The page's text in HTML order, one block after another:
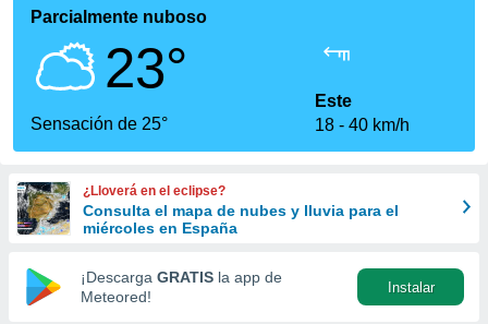
por
se
calidad.
a este
las
y
forma
digital
basada
Parcialmente nuboso
23°
Sensación de 25°
Este
18
40 km/h
¿Lloverá en el eclipse?
Consulta el mapa de nubes y lluvia para el
miércoles en España
¡Descarga GRATIS la app de
Meteored!
Instalar